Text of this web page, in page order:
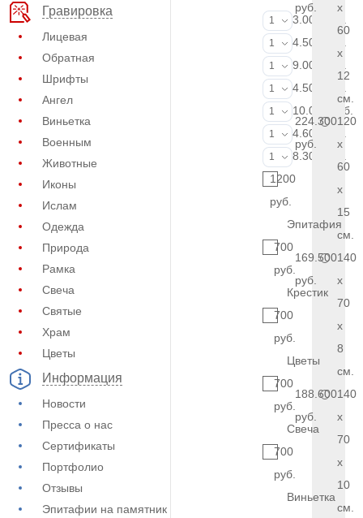
Гравировка
Лицевая
Обратная
Шрифты
Ангел
Виньетка
Военным
Животные
Иконы
Ислам
Одежда
Природа
Рамка
Свеча
Святые
Храм
Цветы
Информация
Новости
Пресса о нас
Сертификаты
Портфолио
Отзывы
Эпитафии на памятник
ФИО и даты
1
3.000 руб.
ФИО и даты
1
4.500 руб.
ФИО и даты
1
9.000 руб.
Портрет
1
4.500 руб.
Портрет
1
10.000 руб.
Фотокерамика
1
4.600 руб.
Фото на
1
8.300 руб.
1200
руб.
Эпитафия
700
руб.
Крестик
700
руб.
Цветы
700
руб.
Свеча
700
руб.
Виньетка
руб.
x
60
x
12
см.
224.300
руб.
120
x
60
x
15
см.
169.500
руб.
140
x
70
x
8
см.
188.600
руб.
140
x
70
x
10
см.